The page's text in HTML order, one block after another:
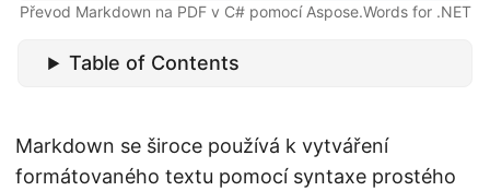
Převod Markdown na PDF v C# pomocí Aspose.Words for .NET
Table of Contents
Markdown se široce používá k vytváření
formátovaného textu pomocí syntaxe prostého